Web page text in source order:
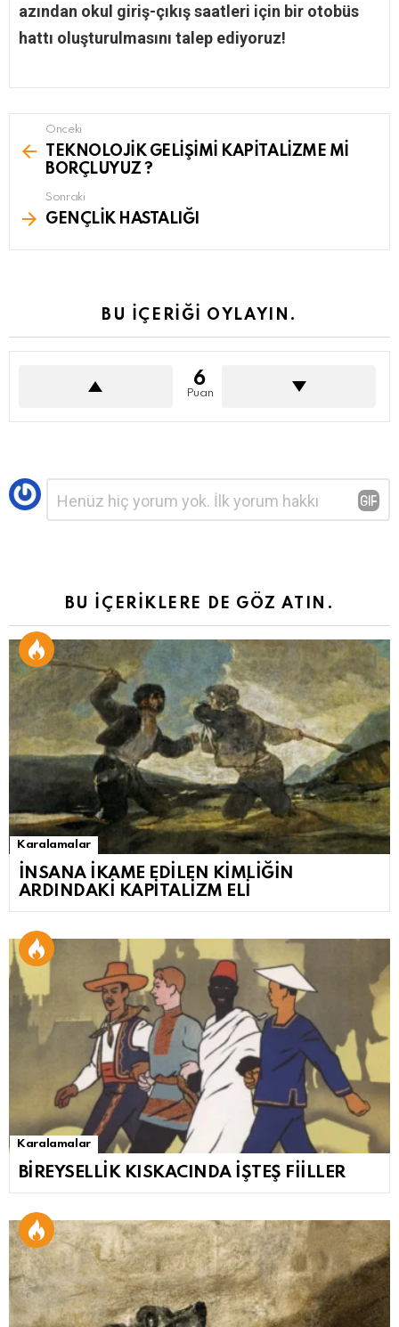
azından okul giriş-çıkış saatleri için bir otobüs
hattı oluşturulmasını talep ediyoruz!
more
Önceki
TEKNOLOJİK GELİŞİMİ KAPİTALİZME Mİ
BORÇLUYUZ ?
Sonraki
GENÇLİK HASTALIĞI
BU İÇERİĞİ OYLAYIN.
6
Puan
Bir
yanıt
yazın
BU İÇERİKLERE DE GÖZ ATIN.
Karalamalar
İNSANA İKAME EDİLEN KİMLİĞİN
ARDINDAKİ KAPİTALİZM ELİ
Karalamalar
BİREYSELLİK KISKACINDA İŞTEŞ FİİLLER